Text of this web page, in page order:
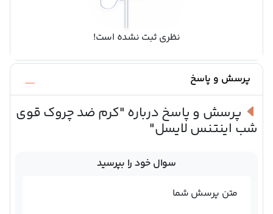
نظری ثبت نشده است!
پرسش و پاسخ
پرسش و پاسخ درباره "کرم ضد چروک قوی
شب اینتنس لایسل"
سوال خود را بپرسید
متن پرسش شما